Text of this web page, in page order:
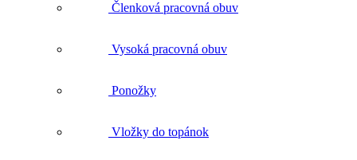
Členková pracovná obuv
Vysoká pracovná obuv
Ponožky
Vložky do topánok